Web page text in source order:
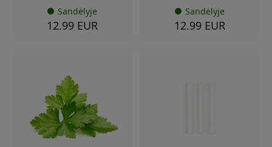
Sandėlyje
12.99 EUR
Sandėlyje
12.99 EUR